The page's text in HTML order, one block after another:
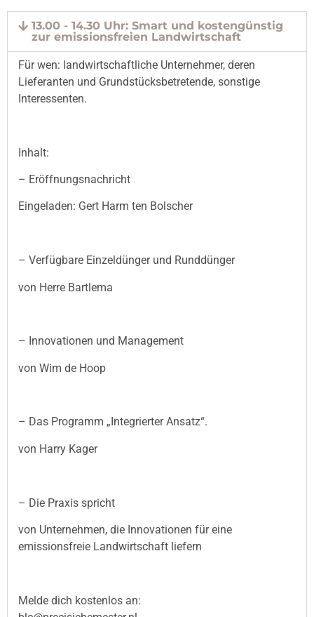
13.00 - 14.30 Uhr: Smart und kostengünstig
zur emissionsfreien Landwirtschaft
Für wen: landwirtschaftliche Unternehmer, deren
Lieferanten und Grundstücksbetretende, sonstige
Interessenten.
Inhalt:
– Eröffnungsnachricht
Eingeladen: Gert Harm ten Bolscher
– Verfügbare Einzeldünger und Runddünger
von Herre Bartlema
– Innovationen und Management
von Wim de Hoop
– Das Programm „Integrierter Ansatz“.
von Harry Kager
– Die Praxis spricht
von Unternehmen, die Innovationen für eine
emissionsfreie Landwirtschaft liefern
Melde dich kostenlos an: